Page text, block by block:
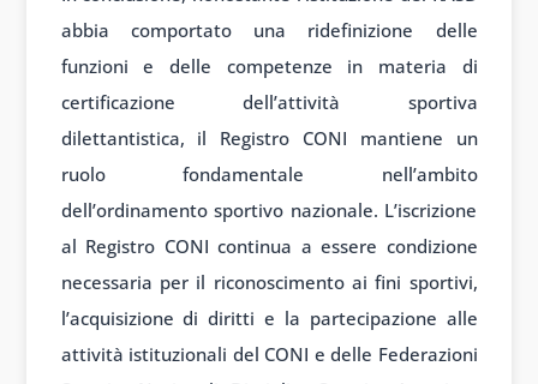
abbia comportato una ridefinizione delle
funzioni e delle competenze in materia di
certificazione dell’attività sportiva
dilettantistica, il Registro CONI mantiene un
ruolo fondamentale nell’ambito
dell’ordinamento sportivo nazionale. L’iscrizione
al Registro CONI continua a essere condizione
necessaria per il riconoscimento ai fini sportivi,
l’acquisizione di diritti e la partecipazione alle
attività istituzionali del CONI e delle Federazioni